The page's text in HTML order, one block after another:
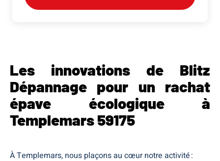
Les innovations de Blitz
Dépannage pour un rachat
épave écologique à
Templemars 59175
À Templemars, nous plaçons au cœur notre activité :